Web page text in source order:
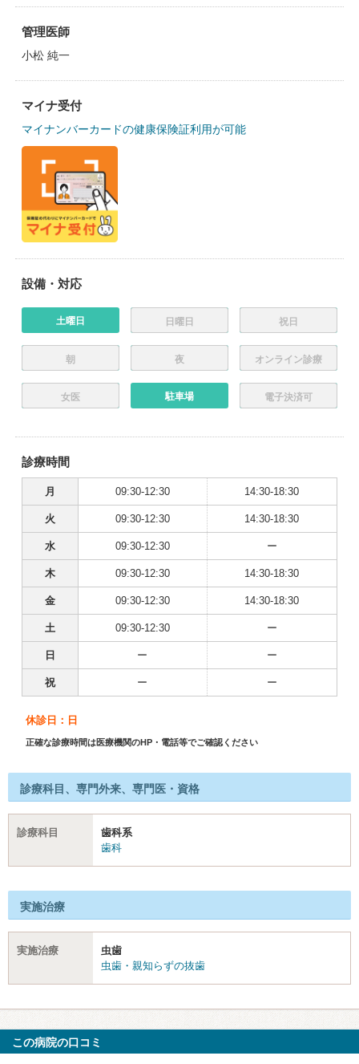
管理医師
小松 純一
マイナ受付
マイナンバーカードの健康保険証利用が可能
設備・対応
土曜日 日曜日 祝日
朝 夜 オンライン診療
女医 駐車場 電子決済可
診療時間
月 09:30-12:30 14:30-18:30
火 09:30-12:30 14:30-18:30
水 09:30-12:30 ー
木 09:30-12:30 14:30-18:30
金 09:30-12:30 14:30-18:30
土 09:30-12:30 ー
日 ー ー
祝 ー ー
休診日：日
正確な診療時間は医療機関のHP・電話等でご確認ください
診療科目、専門外来、専門医・資格
診療科目
歯科系
歯科
実施治療
実施治療
虫歯
虫歯・親知らずの抜歯
この病院の口コミ